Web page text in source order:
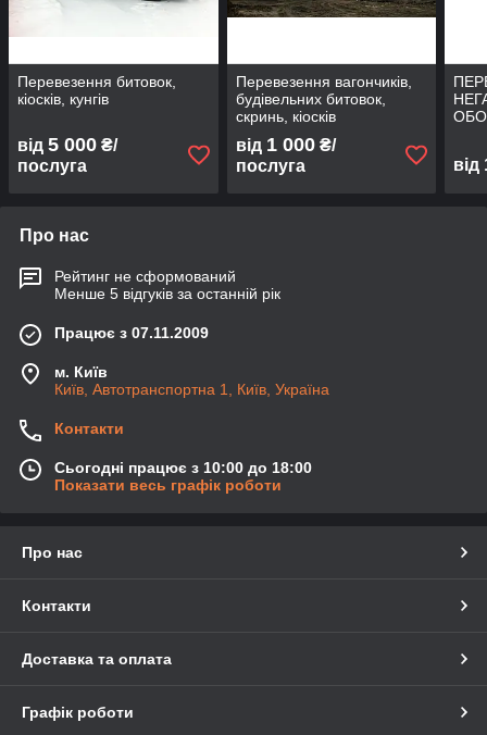
Перевезення битовок,
кіосків, кунгів
від 5 000 ₴/
послуга
Перевезення вагончиків,
будівельних битовок,
скринь, кіосків
від 1 000₴/
послуга
від
Про нас
Рейтинг не сформований
Менше 5 відгуків за останній рік
Працює з 07.11.2009
м. Київ
Київ, Автотранспортна 1, Київ, Україна
Контакти
Сьогодні працює з 10:00 до 18:00
Показати весь графік роботи
Про нас
Контакти
Доставка та оплата
Графік роботи